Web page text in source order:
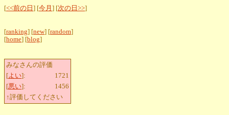
[<<前の日 ] [今月 ] [次の日>>]
[ranking] [new] [random]
[home] [blog]
みなさんの評価
[よい]:
1721
[悪い]:
1456
↑評価してください